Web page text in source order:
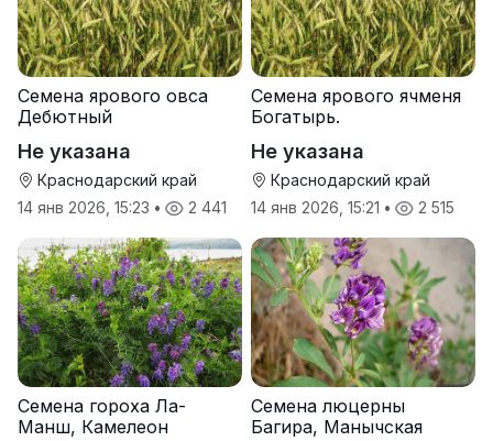
Семена ярового овса
Дебютный
Не указана
Краснодарский край
14 янв 2026, 15:23 • 2 441
Семена ярового ячменя
Богатырь.
Не указана
Краснодарский край
14 янв 2026, 15:21 • 2 515
Семена гороха Ла-
Манш, Камелеон
Семена люцерны
Багира, Манычская